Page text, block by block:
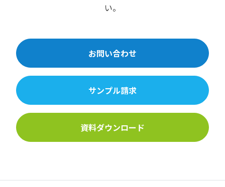
い。
お問い合わせ
サンプル請求
資料ダウンロード